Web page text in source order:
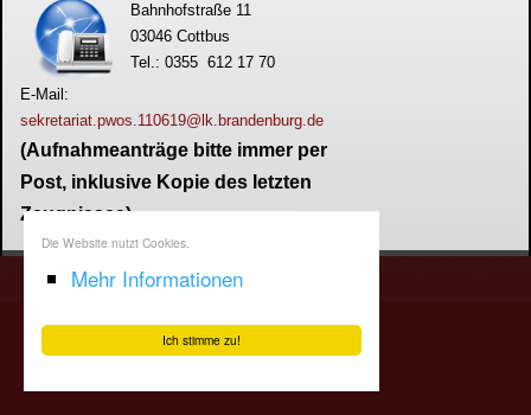
Die Website nutzt Cookies.
Mehr Informationen
Ich stimme zu!
Bahnhofstraße 11
03046 Cottbus
Tel.: 0355 612 17 70
E-Mail:
sekretariat.pwos.110619@lk.brandenburg.de
(Aufnahmeanträge bitte immer per
Post, inklusive Kopie des letzten
Zeugnisses)